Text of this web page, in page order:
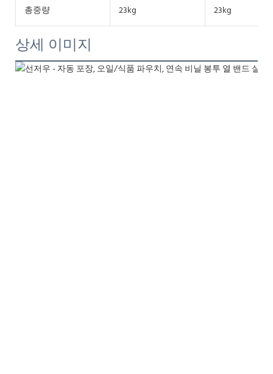
총중량 23kg 23kg
상세 이미지